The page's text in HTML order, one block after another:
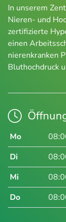
In unserem
Nieren- und
zertifizierte
einen
nierenkranken
Bluthochdruck
Mo
Di
Mi
Do